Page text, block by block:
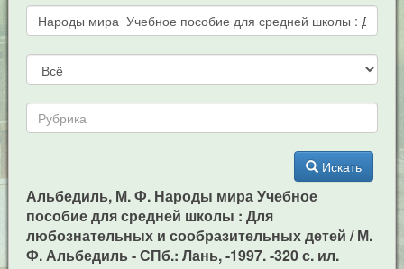
Искать
Альбедиль, М. Ф. Народы мира Учебное
пособие для средней школы : Для
любознательных и сообразительных детей / М.
Ф. Альбедиль - СПб.: Лань, -1997. -320 с. ил.